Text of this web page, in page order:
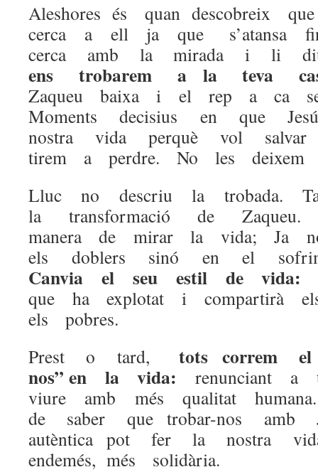
Aleshores és quan descobreix
cerca a ell ja que s’atansa
cerca amb la mirada i li
ens trobarem a la teva
Zaqueu baixa i el rep a ca
Moments decisius en que
nostra vida perquè vol
tirem a perdre. No les deixem
Lluc no descriu la trobada.
la transformació de
manera de mirar la vida; Ja
els doblers sinó en el
Canvia el seu estil de
que ha explotat i compartirà
els pobres.
Prest o tard, tots correm el
nos” en la vida:renunciant
viure amb més qualitat
de saber que trobar-nos amb
autèntica pot fer la nostra
endemés, més solidària.